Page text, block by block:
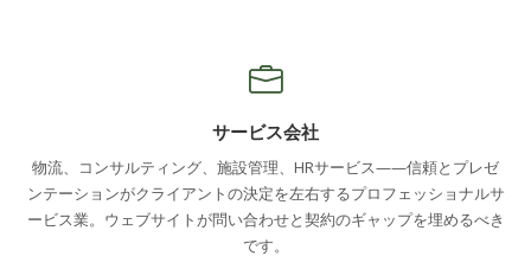
サービス会社
物流、コンサルティング、施設管理、HRサービス——信頼とプレゼ
ンテーションがクライアントの決定を左右するプロフェッショナルサ
ービス業。ウェブサイトが問い合わせと契約のギャップを埋めるべき
です。